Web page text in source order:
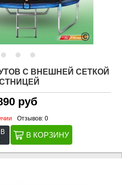
С ВНЕШНЕЙ СЕТКОЙ
руб
Отзывов: 0